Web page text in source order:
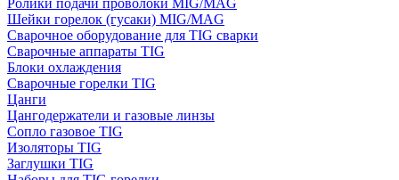
Ролики подачи проволоки MIG/MAG
Шейки горелок (гусаки) MIG/MAG
Сварочное оборудование для TIG сварки
Сварочные аппараты TIG
Блоки охлаждения
Сварочные горелки TIG
Цанги
Цангодержатели и газовые линзы
Сопло газовое TIG
Изоляторы TIG
Заглушки TIG